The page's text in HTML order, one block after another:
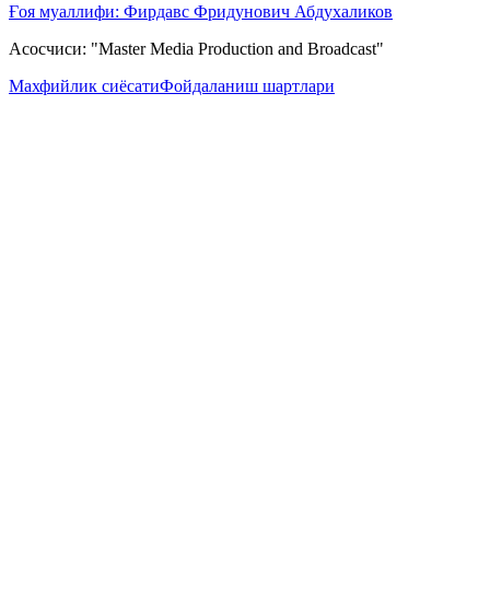
Ғоя муаллифи: Фирдавс Фридунович Абдухаликов
Асосчиси: "Master Media Production and Broadcast"
Махфийлик сиёсатиФойдаланиш шартлари